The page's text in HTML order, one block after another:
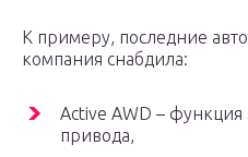
К примеру, последние
компания снабдила:
Active AWD – функция
привода,